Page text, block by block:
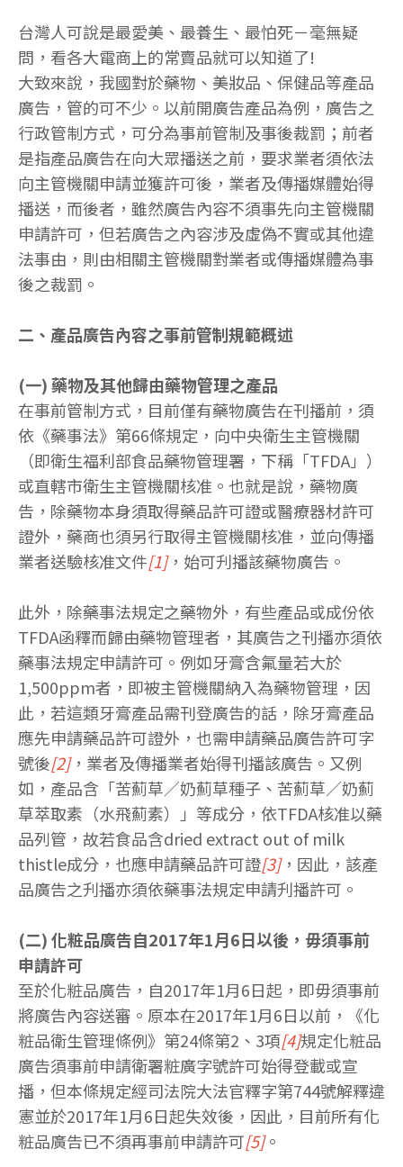
台灣人可說是最愛美、最養生、最怕死－毫無疑
問，看各大電商上的常賣品就可以知道了!
大致來說，我國對於藥物、美妝品、保健品等產品
廣告，管的可不少。以前開廣告產品為例，廣告之
行政管制方式，可分為事前管制及事後裁罰；前者
是指產品廣告在向大眾播送之前，要求業者須依法
向主管機關申請並獲許可後，業者及傳播媒體始得
播送，而後者，雖然廣告內容不須事先向主管機關
申請許可，但若廣告之內容涉及虛偽不實或其他違
法事由，則由相關主管機關對業者或傳播媒體為事
後之裁罰。
二、產品廣告內容之事前管制規範概述
(一) 藥物及其他歸由藥物管理之產品
在事前管制方式，目前僅有藥物廣告在刊播前，須
依《藥事法》第66條規定，向中央衛生主管機關
（即衛生福利部食品藥物管理署，下稱「TFDA」）
或直轄市衛生主管機關核准。也就是說，藥物廣
告，除藥物本身須取得藥品許可證或醫療器材許可
證外，藥商也須另行取得主管機關核准，並向傳播
業者送驗核准文件[1]，始可刋播該藥物廣告。
此外，除藥事法規定之藥物外，有些產品或成份依
TFDA函釋而歸由藥物管理者，其廣告之刊播亦須依
藥事法規定申請許可。例如牙膏含氟量若大於
1,500ppm者，即被主管機關納入為藥物管理，因
此，若這類牙膏產品需刊登廣告的話，除牙膏產品
應先申請藥品許可證外，也需申請藥品廣告許可字
號後[2]，業者及傳播業者始得刊播該廣告。又例
如，產品含「苦薊草／奶薊草種子、苦薊草／奶薊
草萃取素（水飛薊素）」等成分，依TFDA核准以藥
品列管，故若食品含dried extract out of milk
thistle成分，也應申請藥品許可證[3]，因此，該產
品廣告之刋播亦須依藥事法規定申請刋播許可。
(二) 化粧品廣告自2017年1月6日以後，毋須事前
申請許可
至於化粧品廣告，自2017年1月6日起，即毋須事前
將廣告內容送審。原本在2017年1月6日以前，《化
粧品衛生管理條例》第24條第2、3項[4]規定化粧品
廣告須事前申請衛署粧廣字號許可始得登載或宣
播，但本條規定經司法院大法官釋字第744號解釋違
憲並於2017年1月6日起失效後，因此，目前所有化
粧品廣告已不須再事前申請許可[5]。